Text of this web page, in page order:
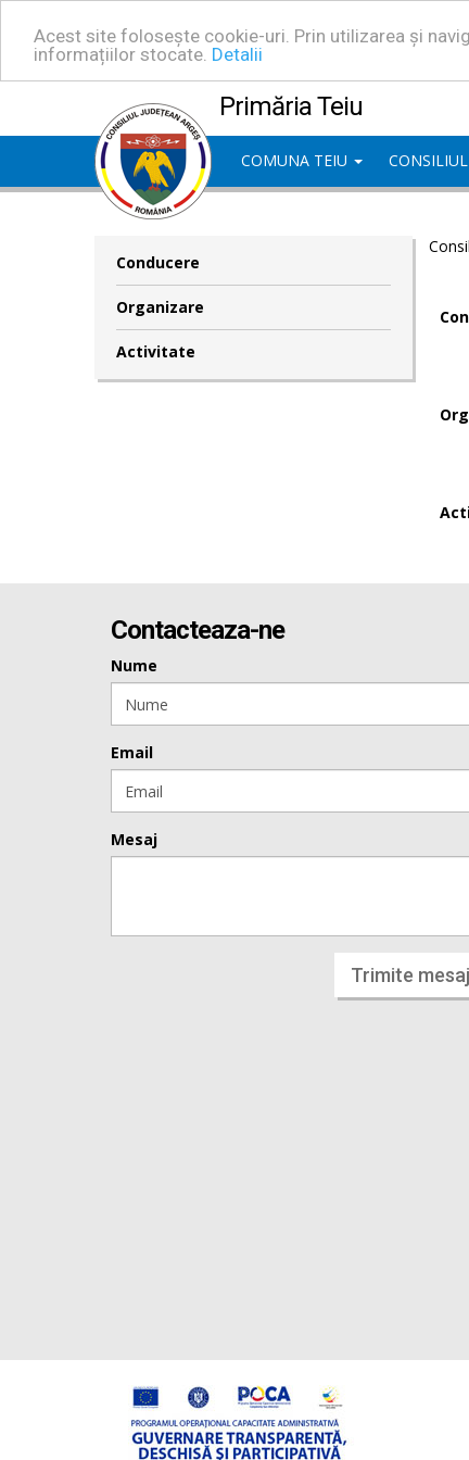
Acest site folosește cookie-uri. Prin utilizarea și
informațiilor stocate. Detalii
Primăria Teiu
COMUNA TEIU
Conducere
Organizare
Activitate
Contacteaza-ne
Nume
Email
Mesaj
Trimite